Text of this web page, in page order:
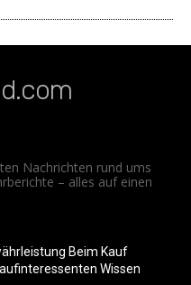
Nachrichten rund ums
– alles auf einen
Beim Kauf
Wissen